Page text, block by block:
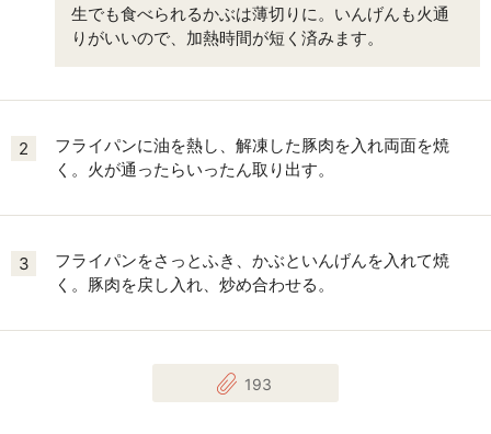
生でも食べられるかぶは薄切りに。いんげんも火通
りがいいので、加熱時間が短く済みます。
2
フライパンに油を熱し、解凍した豚肉を入れ両面を焼
く。火が通ったらいったん取り出す。
3
フライパンをさっとふき、かぶといんげんを入れて焼
く。豚肉を戻し入れ、炒め合わせる。
193